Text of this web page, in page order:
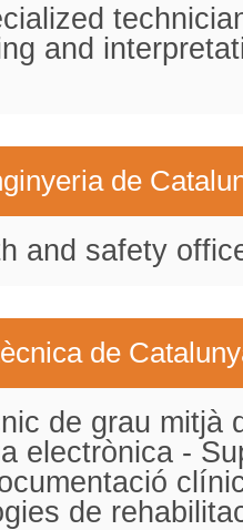
and
de
and safety
de
de grau mitjà
electrònica -
de